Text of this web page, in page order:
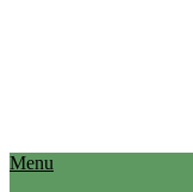
Menu